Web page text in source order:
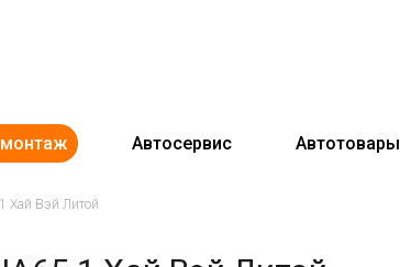
Автосервис Автотовары
Хай Вэй Литой